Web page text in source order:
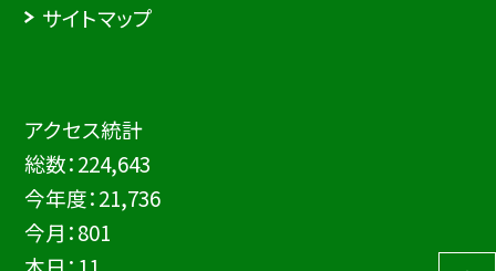
サイトマップ
アクセス統計
総数：224,643
今年度：21,736
今月：801